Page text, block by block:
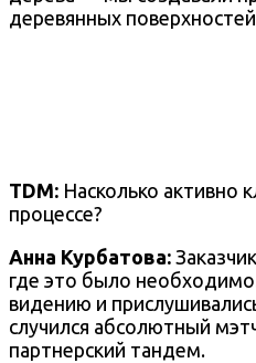
деревянных
TDM: Насколько активно
процессе?
Анна Курбатова:
где это было
видению и
случился абсолютный
партнерский тандем.